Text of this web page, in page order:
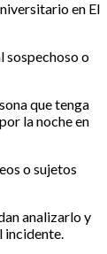
en El
sospechoso o
que tenga
la noche en
o sujetos
analizarlo y
incidente.